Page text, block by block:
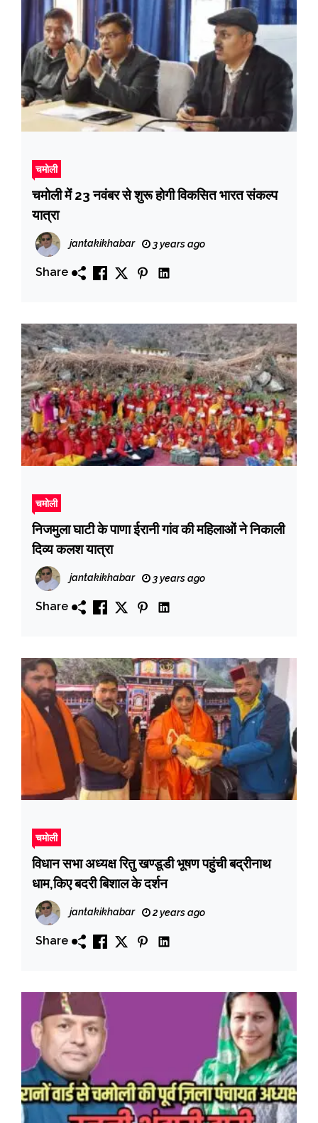
चमोली
चमोली में 23 नवंबर से शुरू होगी विकसित भारत संकल्प
यात्रा
jantakikhabar 3 years ago
Share
चमोली
निजमुला घाटी के पाणा ईरानी गांव की महिलाओं ने निकाली
दिव्य कलश यात्रा
jantakikhabar 3 years ago
Share
चमोली
विधान सभा अध्यक्ष रितु खण्डूडी भूषण पहुंची बद्रीनाथ
धाम,किए बदरी बिशाल के दर्शन
jantakikhabar 2 years ago
Share